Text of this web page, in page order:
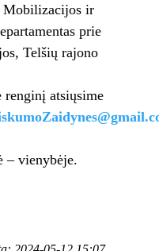
Mobilizacijos ir
prie
Telšių rajono
atsiųsime
– vienybėje.